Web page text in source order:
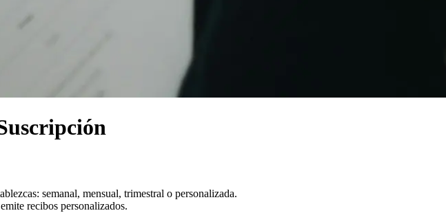
semanal, mensual, trimestral o personalizada.
recibos personalizados.